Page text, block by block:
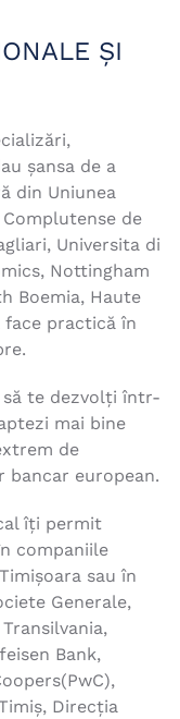
ȘI
șansa de a
din Uniunea
de
Universita di
Nottingham
Boemia, Haute
face practică în
te dezvolţi într-
mai bine
de
bancar european.
îţi permit
companiile
sau în
Generale,
Bank,
Direcţia